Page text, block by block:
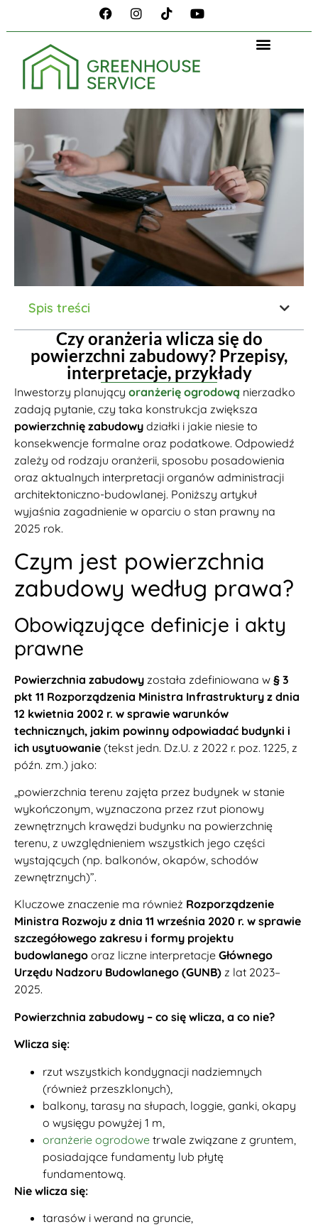
Spis treści
Czy oranżeria wlicza się do
powierzchni zabudowy? Przepisy,
interpretacje, przykłady
Inwestorzy planujący oranżerię ogrodową nierzadko
zadają pytanie, czy taka konstrukcja zwiększa
powierzchnię zabudowy działki i jakie niesie to
konsekwencje formalne oraz podatkowe. Odpowiedź
zależy od rodzaju oranżerii, sposobu posadowienia
oraz aktualnych interpretacji organów administracji
architektoniczno-budowlanej. Poniższy artykuł
wyjaśnia zagadnienie w oparciu o stan prawny na
2025 rok.
Czym jest powierzchnia
zabudowy według prawa?
Obowiązujące definicje i akty
prawne
Powierzchnia zabudowy została zdefiniowana w § 3
pkt 11 Rozporządzenia Ministra Infrastruktury z dnia
12 kwietnia 2002 r. w sprawie warunków
technicznych, jakim powinny odpowiadać budynki i
ich usytuowanie (tekst jedn. Dz.U. z 2022 r. poz. 1225, z
późn. zm.) jako:
„powierzchnia terenu zajęta przez budynek w stanie
wykończonym, wyznaczona przez rzut pionowy
zewnętrznych krawędzi budynku na powierzchnię
terenu, z uwzględnieniem wszystkich jego części
wystających (np. balkonów, okapów, schodów
zewnętrznych)”.
Kluczowe znaczenie ma również Rozporządzenie
Ministra Rozwoju z dnia 11 września 2020 r. w sprawie
szczegółowego zakresu i formy projektu
budowlanego oraz liczne interpretacje Głównego
Urzędu Nadzoru Budowlanego (GUNB) z lat 2023–
2025.
Powierzchnia zabudowy – co się wlicza, a co nie?
Wlicza się:
rzut wszystkich kondygnacji nadziemnych
(również przeszklonych),
balkony, tarasy na słupach, loggie, ganki, okapy
o wysięgu powyżej 1 m,
oranżerie ogrodowe trwale związane z gruntem,
posiadające fundamenty lub płytę
fundamentową.
Nie wlicza się:
tarasów i werand na gruncie,